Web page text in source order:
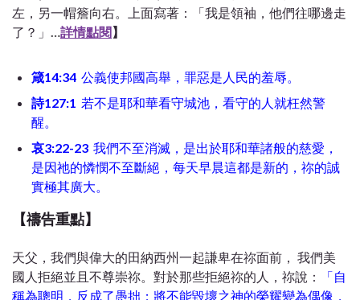
左，另一帽簷向右。上面寫著：「我是領袖，他們往哪邊走
了？」
詳情點閱】
箴14:34 公義使邦國高舉，罪惡是人民的羞辱。
詩127:1 若不是耶和華看守城池，看守的人就枉然警
醒。
哀3:22-23 我們不至消滅，是出於耶和華諸般的慈愛，
是因祂的憐憫不至斷絕，每天早晨這都是新的，祢的誠
實極其廣大。
【禱告重點】
天父，我們與偉大的田納西州一起謙卑在祢面前， 我們美
國人拒絕並且不尊崇祢。對於那些拒絕祢的人，祢說：
「自
稱為聰明，反成了愚拙；將不能毀壞之神的榮耀變為偶像，